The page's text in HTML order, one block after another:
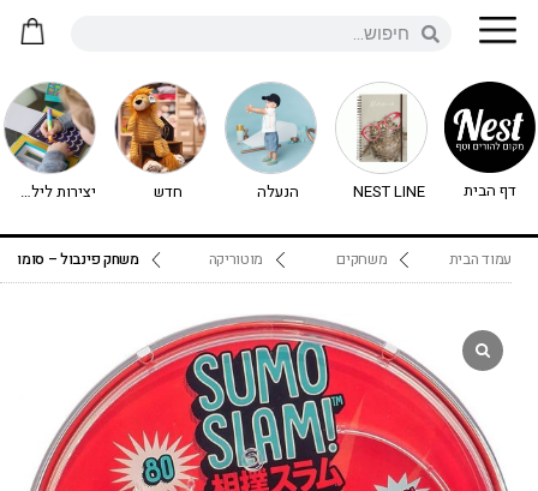
דף הבית NEST LINE הנעלה חדש יצירות לילדים - יצירה לילדים
עמוד הבית משחקים מוטוריקה משחק פינבול – סומו